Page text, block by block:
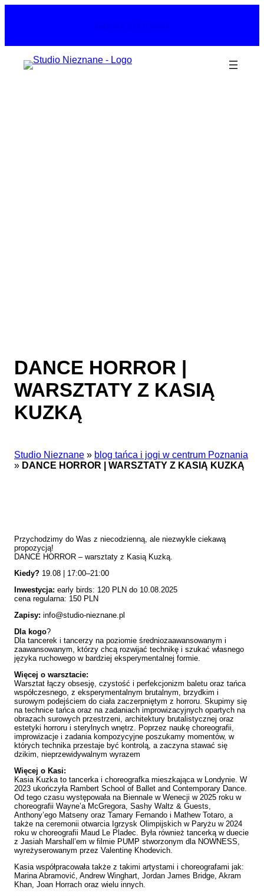
DANCE HORROR |
WARSZTATY Z KASIĄ
KUZKĄ
Studio Nieznane » blog tańca i jogi w centrum Poznania
» DANCE HORROR | WARSZTATY Z KASIĄ KUZKĄ
Przychodzimy do Was z niecodzienną, ale niezwykle ciekawą
propozycją!
DANCE HORROR – warsztaty z Kasią Kuzką.
Kiedy? 19.08 | 17:00–21:00
Inwestycja: early birds: 120 PLN do 10.08.2025
cena regularna: 150 PLN
Zapisy: info@studio-nieznane.pl
Dla kogo?
Dla tancerek i tancerzy na poziomie średniozaawansowanym i
zaawansowanym, którzy chcą rozwijać technikę i szukać własnego
języka ruchowego w bardziej eksperymentalnej formie.
Więcej o warsztacie:
Warsztat łączy obsesję, czystość i perfekcjonizm baletu oraz tańca
współczesnego, z eksperymentalnym brutalnym, brzydkim i
surowym podejściem do ciała zaczerpniętym z horroru. Skupimy się
na technice tańca oraz na zadaniach improwizacyjnych opartych na
obrazach surowych przestrzeni, architektury brutalistycznej oraz
estetyki horroru i sterylnych wnętrz. Poprzez naukę choreografii,
improwizacje i zadania kompozycyjne poszukamy momentów, w
których technika przestaje być kontrolą, a zaczyna stawać się
dzikim, nieprzewidywalnym wyrazem
Więcej o Kasi:
Kasia Kuzka to tancerka i choreografka mieszkająca w Londynie. W
2023 ukończyła Rambert School of Ballet and Contemporary Dance.
Od tego czasu występowała na Biennale w Wenecji w 2025 roku w
choreografii Wayne’a McGregora, Sashy Waltz & Guests,
Anthony’ego Matseny oraz Tamary Fernando i Mathew Totaro, a
także na ceremonii otwarcia Igrzysk Olimpijskich w Paryżu w 2024
roku w choreografii Maud Le Pladec. Była również tancerką w duecie
z Jasiah Marshall’em w filmie PUMP stworzonym dla NOWNESS,
wyreżyserowanym przez Valentinę Khodevich.
Kasia współpracowała także z takimi artystami i choreografami jak:
Marina Abramović, Andrew Winghart, Jordan James Bridge, Akram
Khan, Joan Horrach oraz wielu innych.